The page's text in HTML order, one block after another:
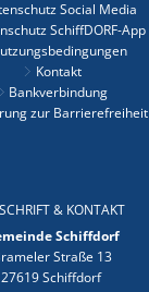
Social Media
SchiffDORF-App
Kontakt
Bankverbindung
zur Barrierefreiheit
& KONTAKT
Schiffdorf
Straße 13
27619 Schiffdorf